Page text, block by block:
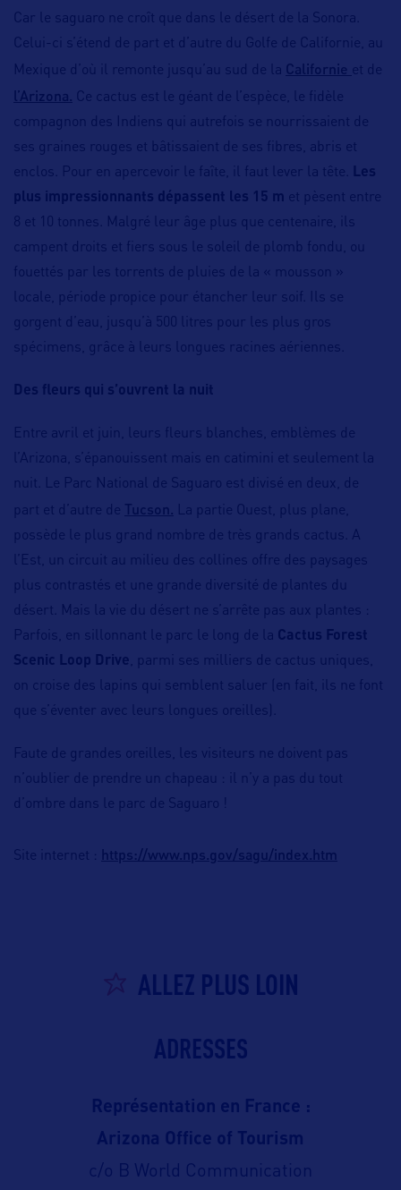
Car le saguaro ne croît que dans le désert de la Sonora.
Celui-ci s’étend de part et d’autre du Golfe de Californie, au
Mexique d’où il remonte jusqu’au sud de la Californie et de
l’Arizona. Ce cactus est le géant de l’espèce, le fidèle
compagnon des Indiens qui autrefois se nourrissaient de
ses graines rouges et bâtissaient de ses fibres, abris et
enclos. Pour en apercevoir le faîte, il faut lever la tête.
Les
plus impressionnants dépassent les 15 m et pèsent entre
8 et 10 tonnes. Malgré leur âge plus que centenaire, ils
campent droits et fiers sous le soleil de plomb fondu, ou
fouettés par les torrents de pluies de la « mousson »
locale, période propice pour étancher leur soif. Ils se
gorgent d’eau, jusqu’à 500 litres pour les plus gros
spécimens, grâce à leurs longues racines aériennes.
Des fleurs qui s’ouvrent la nuit
Entre avril et juin, leurs fleurs blanches, emblèmes de
l’Arizona, s’épanouissent mais en catimini et seulement la
nuit. Le Parc National de Saguaro est divisé en deux, de
part et d’autre de Tucson. La partie Ouest, plus plane,
possède le plus grand nombre de très grands cactus. A
l’Est, un circuit au milieu des collines offre des paysages
plus contrastés et une grande diversité de plantes du
désert. Mais la vie du désert ne s’arrête pas aux plantes :
Parfois, en sillonnant le parc le long de la Cactus Forest
Scenic Loop Drive , parmi ses milliers de cactus uniques,
on croise des lapins qui semblent saluer (en fait, ils ne font
que s’éventer avec leurs longues oreilles).
Faute de grandes oreilles, les visiteurs ne doivent pas
n’oublier de prendre un chapeau : il n’y a pas du tout
d’ombre dans le parc de Saguaro !
Site internet : https://www.nps.gov/sagu/index.htm
ALLEZ PLUS LOIN
ADRESSES
Représentation en France :
Arizona Office of Tourism
c/o B World Communication